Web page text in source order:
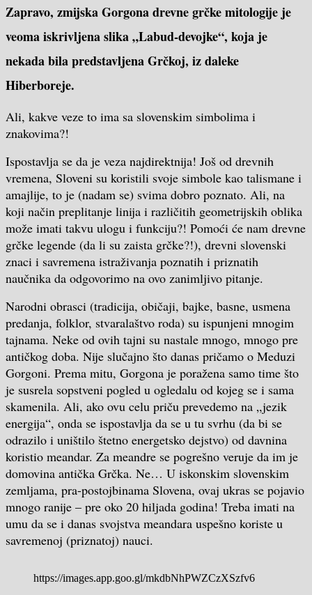
Zapravo, zmijska Gorgona drevne grčke mitologije je
veoma iskrivljena slika „Labud-devojke“, koja je
nekada bila predstavljena Grčkoj, iz daleke
Hiberboreje.
Ali, kakve veze to ima sa slovenskim simbolima i
znakovima?!
Ispostavlja se da je veza najdirektnija! Još od drevnih
vremena, Sloveni su koristili svoje simbole kao talismane i
amajlije, to je (nadam se) svima dobro poznato. Ali, na
koji način preplitanje linija i različitih geometrijskih oblika
može imati takvu ulogu i funkciju?! Pomoći će nam drevne
grčke legende (da li su zaista grčke?!), drevni slovenski
znaci i savremena istraživanja poznatih i priznatih
naučnika da odgovorimo na ovo zanimljivo pitanje.
Narodni obrasci (tradicija, običaji, bajke, basne, usmena
predanja, folklor, stvaralaštvo roda) su ispunjeni mnogim
tajnama. Neke od ovih tajni su nastale mnogo, mnogo pre
antičkog doba. Nije slučajno što danas pričamo o Meduzi
Gorgoni. Prema mitu, Gorgona je poražena samo time što
je susrela sopstveni pogled u ogledalu od kojeg se i sama
skamenila. Ali, ako ovu celu priču prevedemo na „jezik
energija“, onda se ispostavlja da se u tu svrhu (da bi se
odrazilo i uništilo štetno energetsko dejstvo) od davnina
koristio meandar. Za meandre se pogrešno veruje da im je
domovina antička Grčka. Ne… U iskonskim slovenskim
zemljama, pra-postojbinama Slovena, ovaj ukras se pojavio
mnogo ranije – pre oko 20 hiljada godina! Treba imati na
umu da se i danas svojstva meandara uspešno koriste u
savremenoj (priznatoj) nauci.
https://images.app.goo.gl/mkdbNhPWZCzXSzfv6